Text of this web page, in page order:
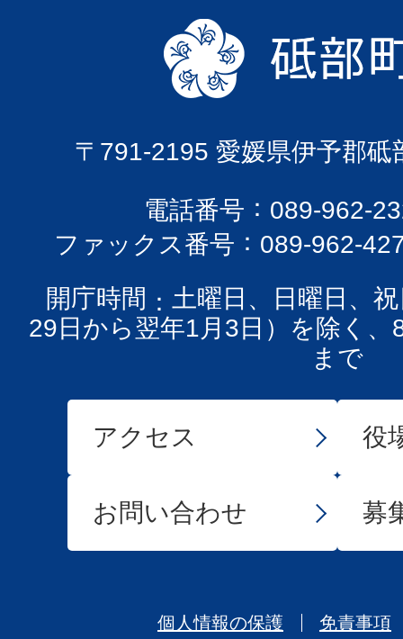
〒791-2195 愛媛県伊予郡砥
電話番号
089-962-
ファックス番号
089-962-
開庁時間
土曜日、日曜日、
29日から翌年1月3日）を除く、
まで
アクセス 役
お問い合わせ 募
個人情報の保護
免責事項